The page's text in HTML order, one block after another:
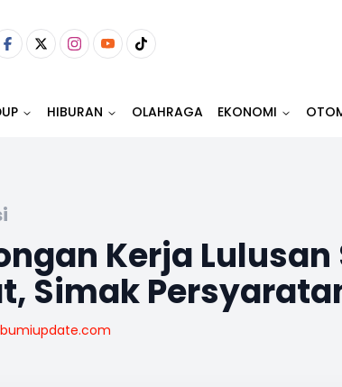
HIBURAN OLAHRAGA EKONOMI
Kerja Lulusan
Simak